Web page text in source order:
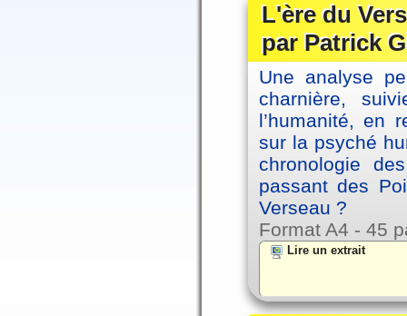
L'ère du
par Patrick
Une analyse
charnière,
l’humanité, en
sur la psyché
chronologie
passant des
Verseau ?
Format A4 - 45
Lire un extrait